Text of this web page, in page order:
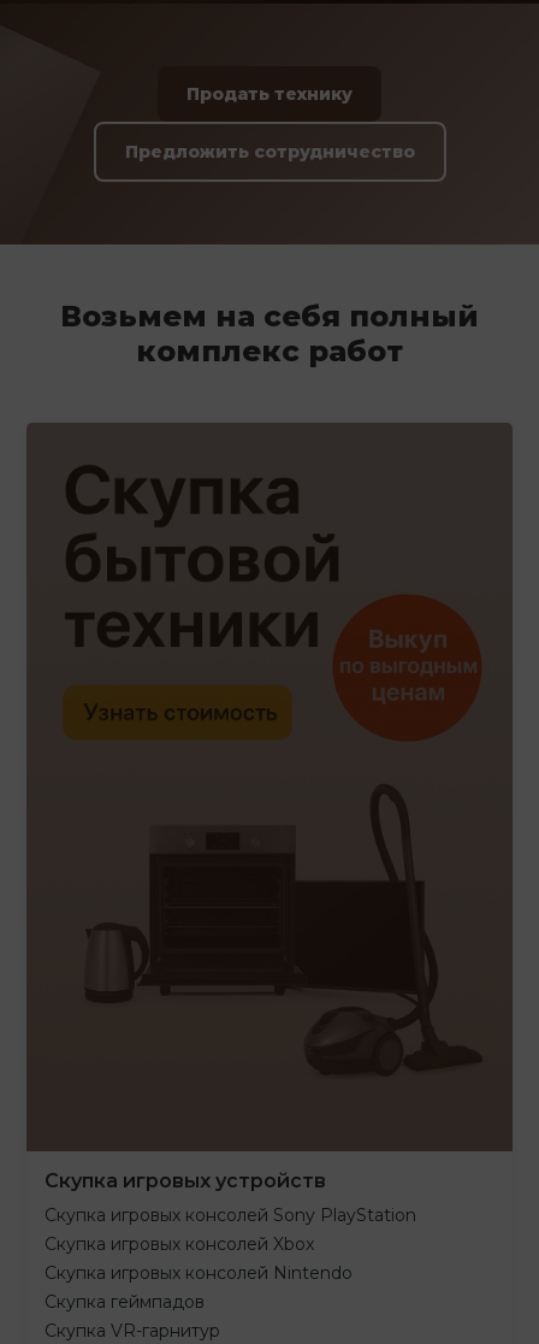
Продать технику
Предложить сотрудничество
Возьмем на себя полный
комплекс работ
Скупка игровых устройств
Скупка игровых консолей Sony PlayStation
Скупка игровых консолей Xbox
Скупка игровых консолей Nintendo
Скупка геймпадов
Скупка VR-гарнитур